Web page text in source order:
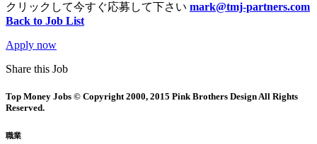
クリックして今すぐ応募して下さい mark@tmj-partners.com
Back to Job List
Apply now
Share this Job
Top Money Jobs © Copyright 2000, 2015 Pink Brothers Design All Rights
Reserved.
職業